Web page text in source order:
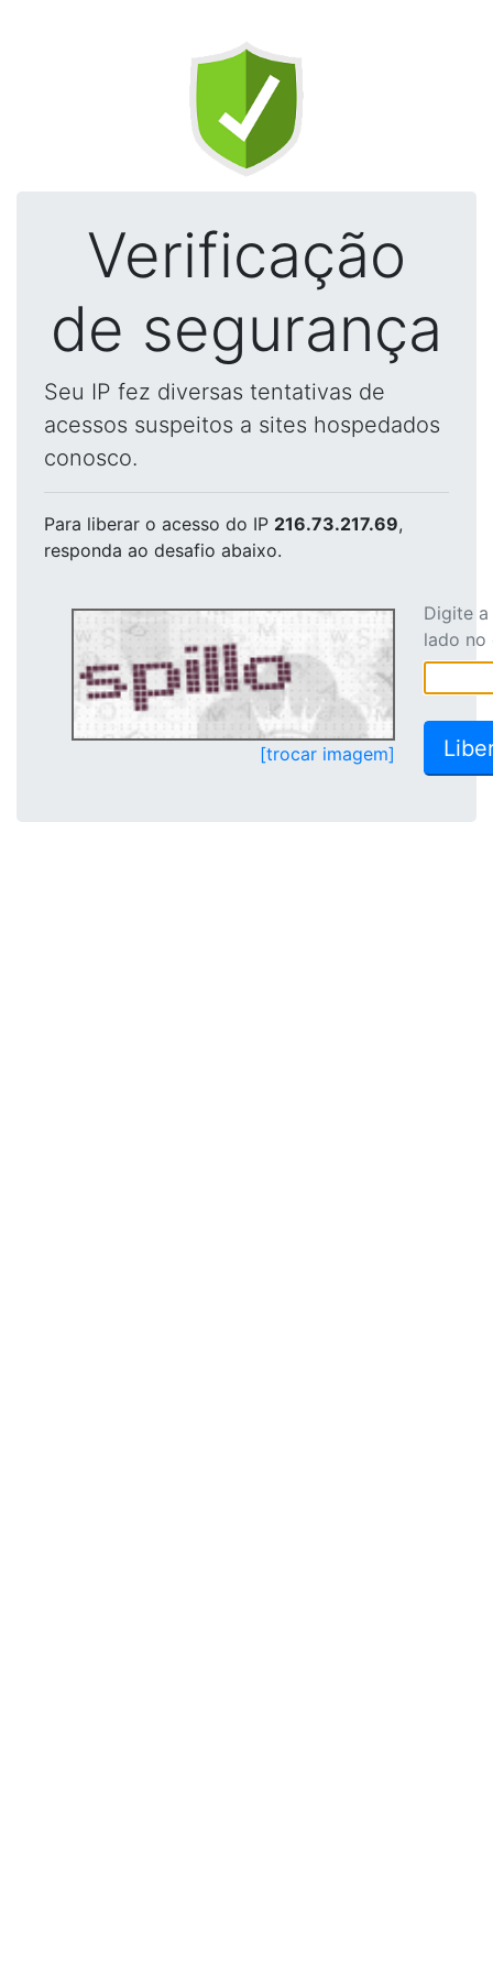
Verificação
de segurança
Seu IP fez diversas tentativas de
acessos suspeitos a sites hospedados
conosco.
Para liberar o acesso do IP 216.73.217.69,
responda ao desafio abaixo.
[trocar imagem]
Digite
lado no